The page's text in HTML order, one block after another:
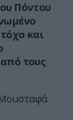
Πόντου
και
τους